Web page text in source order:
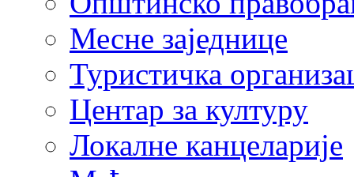
Месне заједнице
Туристичка
Центaр за културу
Локалне канцеларије